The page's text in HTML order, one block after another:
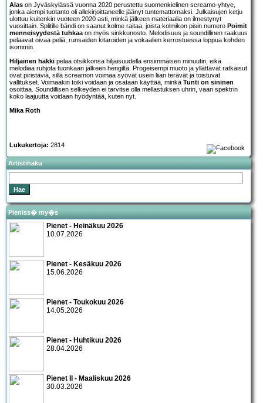
Alas on Jyväskylässä vuonna 2020 perustettu suomenkielinen screamo-yhtye,
jonka aiempi tuotanto oli allekirjoittaneelle jäänyt tuntemattomaksi. Julkaisujen ketju
ulottuu kuitenkin vuoteen 2020 asti, minkä jälkeen materiaalia on ilmestynyt
vuosittain. Splitille bändi on saanut kolme raitaa, joista kolmikon pisin numero Poimit
menneisyydestä tuhkaa on myös sinkkunosto. Melodisuus ja soundillinen raakuus
pelaavat oivaa peliä, runsaiden kitaroiden ja vokaalien kerrostuessa loppua kohden
isommin.
Hiljainen häkki pelaa otsikkonsa hiljaisuudella ensimmäisen minuutin, eikä
melodiaa ruhjota tuonkaan jälkeen hengiltä. Progeisempi muoto ja yllättävät ratkaisut
ovat piristäviä, sillä screamon voimaa syövät usein liian terävät ja toistuvat
vallitukset. Voimaakin toiki voidaan ja osataan käyttää, minkä Tunti on sininen
osoittaa. Soundillisen selkeyden ei tarvitse olla mellastuksen uhrin, vaan spektrin
koko laajuutta voidaan hyödyntää, kuten nyt.
Mika Roth
Lukukertoja: 2814
Artistihaku
Pieniss� my�s
Pienet - Heinäkuu 2026
10.07.2026
Pienet - Kesäkuu 2026
15.06.2026
Pienet - Toukokuu 2026
14.05.2026
Pienet - Huhtikuu 2026
28.04.2026
Pienet II - Maaliskuu 2026
30.03.2026